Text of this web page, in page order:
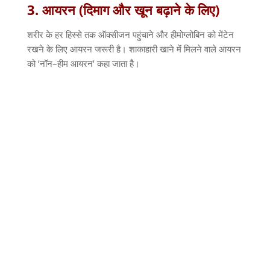
3. आयरन(दिमाग और खून बढ़ाने के लिए)
शरीर के हर हिस्से तक ऑक्सीजन पहुंचाने और हीमोग्लोबिन को मेंटेन
रखने के लिए आयरन जरूरी है। शाकाहारी खाने में मिलने वाले आयरन
को‘नॉन–हीम आयरन‘ कहा जाता है।